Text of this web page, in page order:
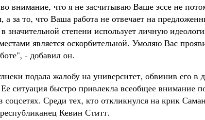
внимание, что я не засчитываю Ваше эссе не
а за то, что Ваша работа не отвечает на
в значительной степени использует личную
является оскорбительной. Умоляю Вас
- добавил он.
подала жалобу на университет, обвинив его
ситуация быстро привлекла всеобщее внимание
соцсетях. Среди тех, кто откликнулся на крик
Кевин Ститт.